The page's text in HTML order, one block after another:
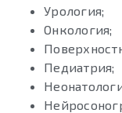
Урология;
Онкология;
Педиатрия;